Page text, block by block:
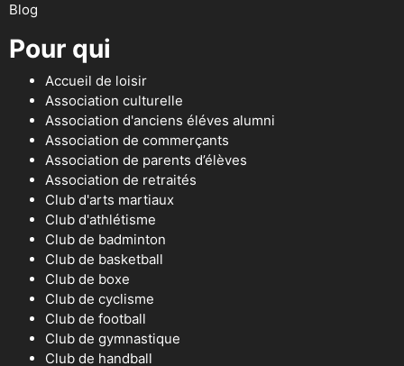
Blog
Pour qui
Accueil de loisir
Association culturelle
Association d'anciens éléves alumni
Association de commerçants
Association de parents d’élèves
Association de retraités
Club d'arts martiaux
Club d'athlétisme
Club de badminton
Club de basketball
Club de boxe
Club de cyclisme
Club de football
Club de gymnastique
Club de handball